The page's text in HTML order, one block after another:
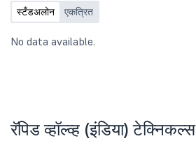
स्टँडअलोन एकत्रित
No data available.
रॅपिड व्हॉल्व्ह (इंडिया) टेक्निकल्स